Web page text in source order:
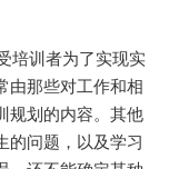
培训者为了实现实
由那些对工作和相
规划的内容。其他
的问题，以及学习